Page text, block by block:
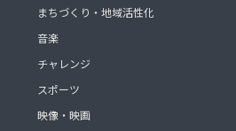
まちづくり・地域活性化
音楽
チャレンジ
スポーツ
映像・映画